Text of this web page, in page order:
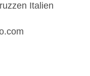
Italien